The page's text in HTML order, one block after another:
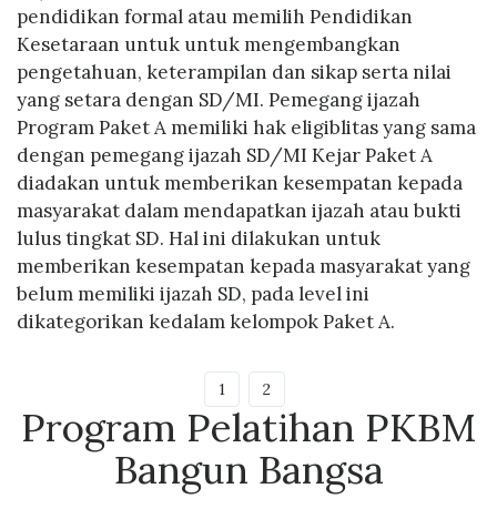
pendidikan formal atau memilih Pendidikan
Kesetaraan untuk untuk mengembangkan
pengetahuan, keterampilan dan sikap serta nilai
yang setara dengan SD/MI. Pemegang ijazah
Program Paket A memiliki hak eligiblitas yang sama
dengan pemegang ijazah SD/MI Kejar Paket A
diadakan untuk memberikan kesempatan kepada
masyarakat dalam mendapatkan ijazah atau bukti
lulus tingkat SD. Hal ini dilakukan untuk
memberikan kesempatan kepada masyarakat yang
belum memiliki ijazah SD, pada level ini
dikategorikan kedalam kelompok Paket A.
1 2
Program Pelatihan PKBM
Bangun Bangsa